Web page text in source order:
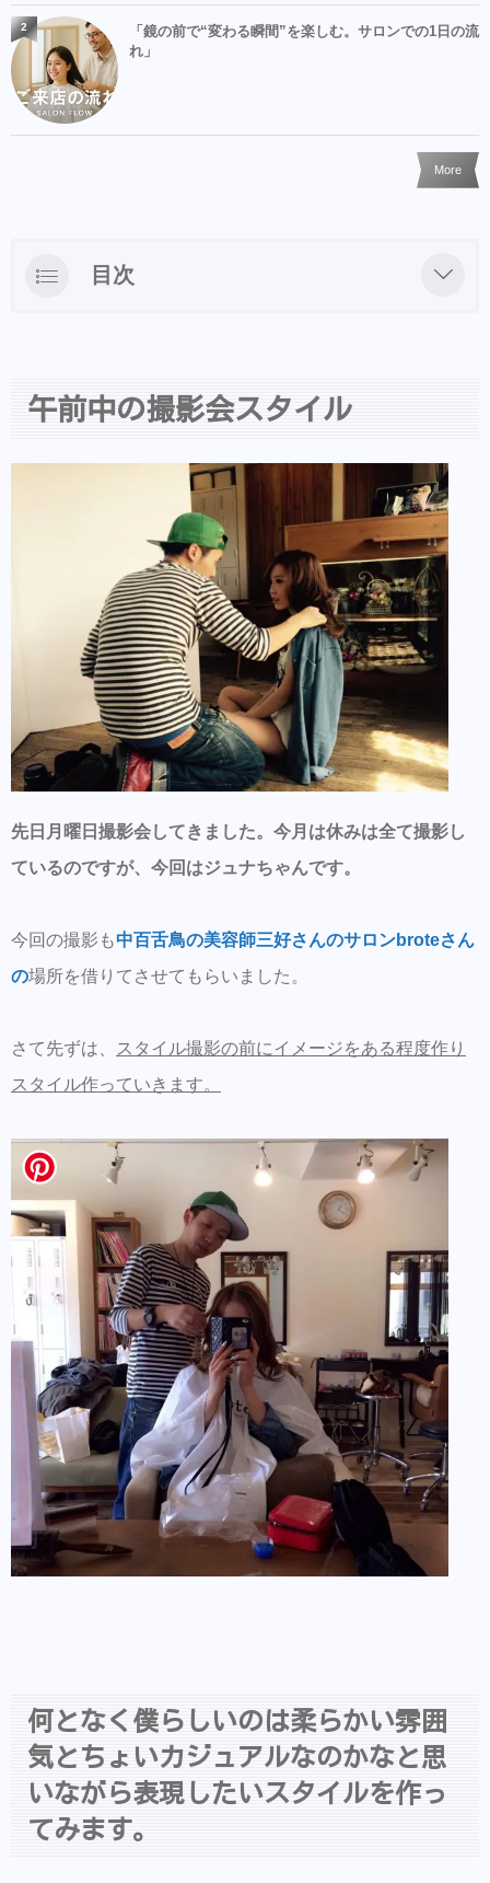
「鏡の前で“変わる瞬間”を楽しむ。サロンでの1日の流
れ」
2
More
目次
いカジュアルなのかなと思いながら表現した
いスタイルを作ってみます。
ちょいカジュアルなウエーブスタイル
午前中の撮影会スタイル
先日月曜日撮影会してきました。今月は休みは全て撮影し
ているのですが、今回はジュナちゃんです。
今回の撮影も中百舌鳥の美容師三好さんのサロンbroteさん
の場所を借りてさせてもらいました。
さて先ずは、
スタイル撮影の前にイメージをある程度作り
スタイル作っていきます。
何となく僕らしいのは柔らかい雰囲
気とちょいカジュアルなのかなと思
いながら表現したいスタイルを作っ
てみます。